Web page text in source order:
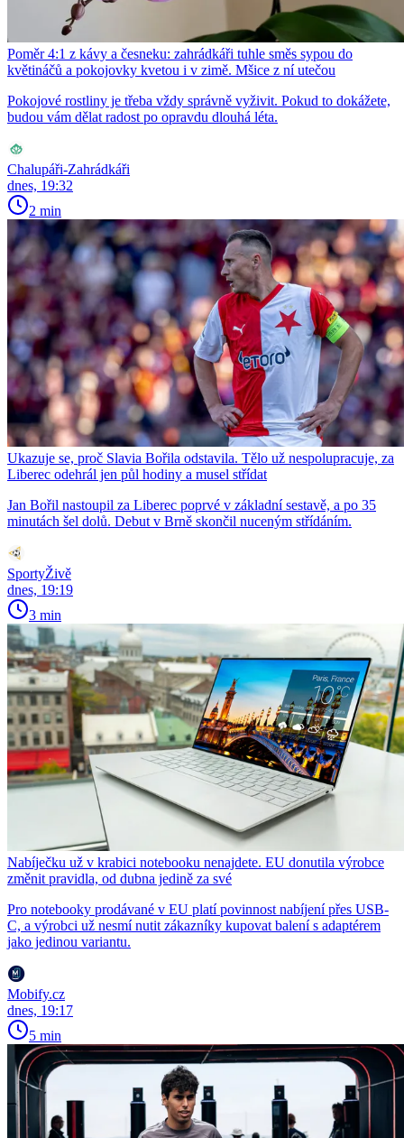
Poměr 4:1 z kávy a česneku: zahrádkáři tuhle směs sypou do
květináčů a pokojovky kvetou i v zimě. Mšice z ní utečou
Pokojové rostliny je třeba vždy správně vyživit. Pokud to dokážete,
budou vám dělat radost po opravdu dlouhá léta.
Chalupáři-Zahrádkáři
dnes, 19:32
2 min
Ukazuje se, proč Slavia Bořila odstavila. Tělo už nespolupracuje, za
Liberec odehrál jen půl hodiny a musel střídat
Jan Bořil nastoupil za Liberec poprvé v základní sestavě, a po 35
minutách šel dolů. Debut v Brně skončil nuceným střídáním.
SportyŽivě
dnes, 19:19
3 min
Nabíječku už v krabici notebooku nenajdete. EU donutila výrobce
změnit pravidla, od dubna jedině za své
Pro notebooky prodávané v EU platí povinnost nabíjení přes USB-
C, a výrobci už nesmí nutit zákazníky kupovat balení s adaptérem
jako jedinou variantu.
Mobify.cz
dnes, 19:17
5 min